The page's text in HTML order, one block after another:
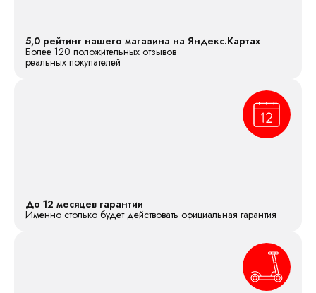
5,0 рейтинг нашего магазина на Яндекс.Картах
Более 120 положительных отзывов
реальных покупателей
До 12 месяцев гарантии
Именно столько будет действовать официальная гарантия